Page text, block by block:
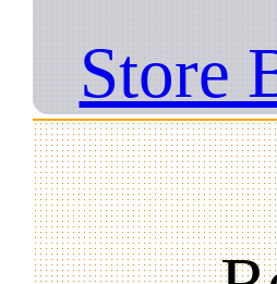
Store